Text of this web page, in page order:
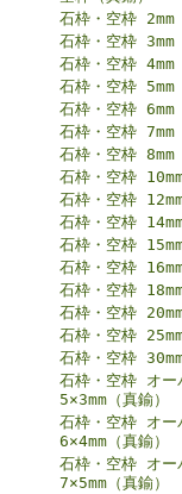
石枠・空枠 2mm
石枠・空枠 3mm
石枠・空枠 4mm
石枠・空枠 5mm
石枠・空枠 6mm
石枠・空枠 7mm
石枠・空枠 8mm
石枠・空枠 10mm
石枠・空枠 12mm
石枠・空枠 14mm
石枠・空枠 15mm
石枠・空枠 16mm
石枠・空枠 18mm
石枠・空枠 20mm
石枠・空枠 25mm
石枠・空枠 30mm
石枠・空枠 オー
5×3mm（真鍮）
石枠・空枠 オー
6×4mm（真鍮）
石枠・空枠 オー
7×5mm（真鍮）